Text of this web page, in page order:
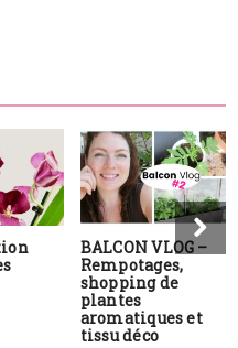
BALCON VLOG –
Rempotages,
shopping de
plantes
aromatiques et
tissu déco